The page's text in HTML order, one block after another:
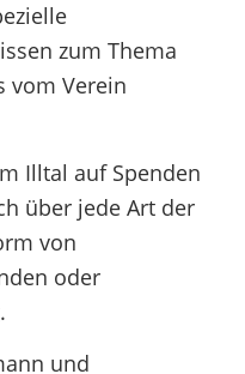
zum Thema
vom Verein
Illtal auf Spenden
über jede Art der
von
oder
und